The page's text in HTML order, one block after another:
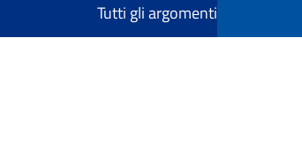
Tutti gli argomenti